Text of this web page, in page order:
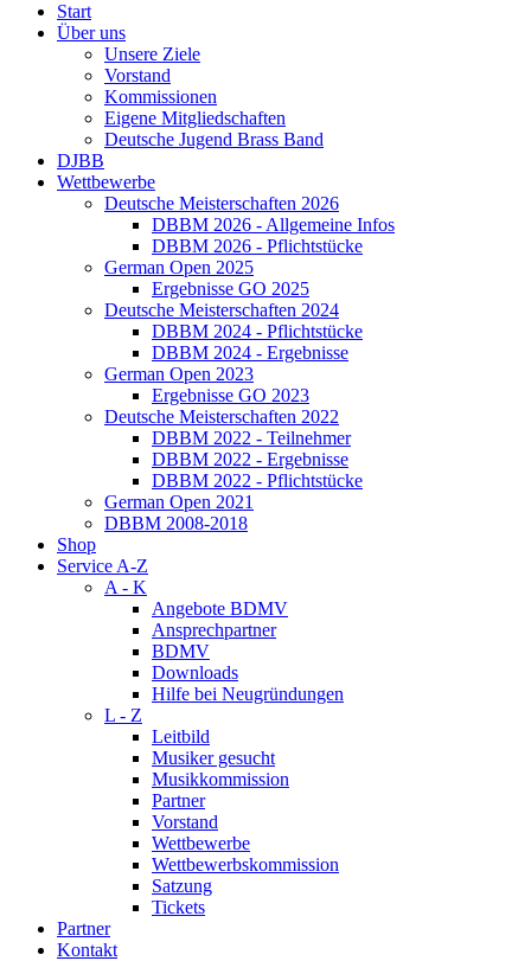
Start
Über uns
Unsere Ziele
Vorstand
Kommissionen
Eigene Mitgliedschaften
Deutsche Jugend Brass Band
DJBB
Wettbewerbe
Deutsche Meisterschaften 2026
DBBM 2026 - Allgemeine Infos
DBBM 2026 - Pflichtstücke
German Open 2025
Ergebnisse GO 2025
Deutsche Meisterschaften 2024
DBBM 2024 - Pflichtstücke
DBBM 2024 - Ergebnisse
German Open 2023
Ergebnisse GO 2023
Deutsche Meisterschaften 2022
DBBM 2022 - Teilnehmer
DBBM 2022 - Ergebnisse
DBBM 2022 - Pflichtstücke
German Open 2021
DBBM 2008-2018
Shop
Service A-Z
A - K
Angebote BDMV
Ansprechpartner
BDMV
Downloads
Hilfe bei Neugründungen
L - Z
Leitbild
Musiker gesucht
Musikkommission
Partner
Vorstand
Wettbewerbe
Wettbewerbskommission
Satzung
Tickets
Partner
Kontakt